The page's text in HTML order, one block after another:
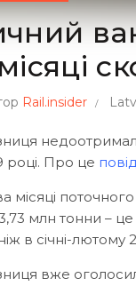
Rail.insider
році. Про це
місяці
3,73 млн тонни –
в січні-лютому
вже